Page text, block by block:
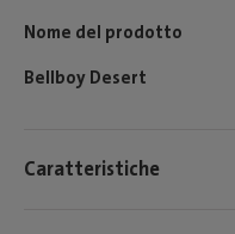
Nome del prodotto
Bellboy Desert
Caratteristiche